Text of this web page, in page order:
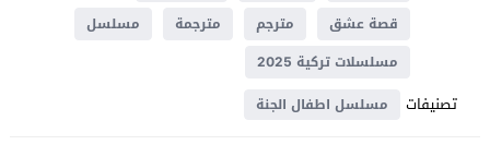
قصة عشق
مترجم مترجمة
مسلسل
مسلسلات تركية 2025
تصنيفات مسلسل اطفال الجنة